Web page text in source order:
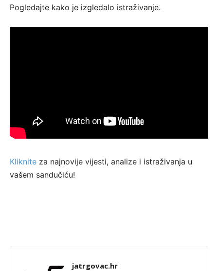
Pogledajte kako je izgledalo istraživanje.
Kliknite za najnovije vijesti, analize i istraživanja u
vašem sandučiću!
jatrgovac.hr